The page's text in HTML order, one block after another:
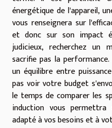
énergétique de l'appareil,
vous renseignera sur
et donc sur son impact
judicieux, recherchez un
sacrifie pas la
un équilibre entre
pas voir votre budget
le temps de comparer les
induction vous
adapté à vos besoins et à